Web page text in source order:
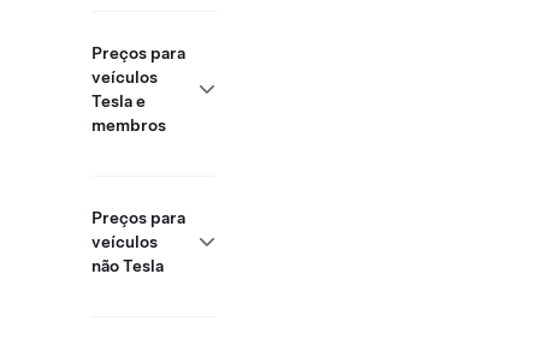
Preços para
veículos
Tesla e
membros
Preços para
veículos
não Tesla